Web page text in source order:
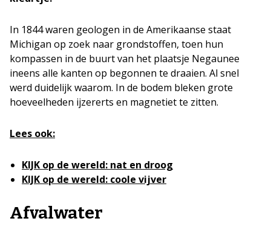
In 1844 waren geologen in de Amerikaanse staat
Michigan op zoek naar grondstoffen, toen hun
kompassen in de buurt van het plaatsje Negaunee
ineens alle kanten op begonnen te draaien. Al snel
werd duidelijk waarom. In de bodem bleken grote
hoeveelheden ijzererts en magnetiet te zitten.
Lees ook:
KIJK op de wereld: nat en droog
KIJK op de wereld: coole vijver
Afvalwater